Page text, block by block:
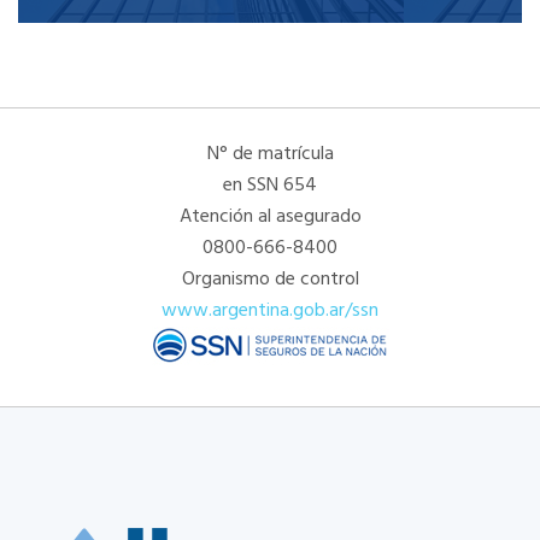
N° de matrícula
en SSN 654
Atención al asegurado
0800-666-8400
Organismo de control
www.argentina.gob.ar/ssn